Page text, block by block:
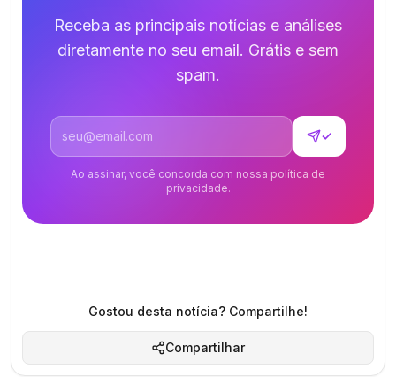
Receba as principais notícias e análises
diretamente no seu email. Grátis e sem
spam.
Endereço de email
✓
Ao assinar, você concorda com nossa política de
privacidade.
Gostou desta notícia? Compartilhe!
Compartilhar